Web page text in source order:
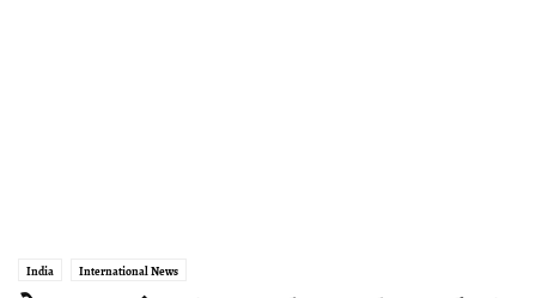
India International News